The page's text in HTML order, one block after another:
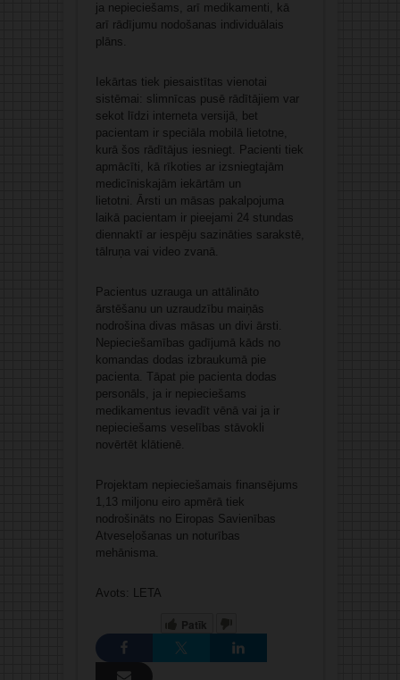
ja nepieciešams, arī medikamenti, kā
arī rādījumu nodošanas individuālais
plāns.
Iekārtas tiek piesaistītas vienotai
sistēmai: slimnīcas pusē rādītājiem var
sekot līdzi interneta versijā, bet
pacientam ir speciāla mobilā lietotne,
kurā šos rādītājus iesniegt. Pacienti tiek
apmācīti, kā rīkoties ar izsniegtajām
medicīniskajām iekārtām un
lietotni. Ārsti un māsas pakalpojuma
laikā pacientam ir pieejami 24 stundas
diennaktī ar iespēju sazināties sarakstē,
tālruņa vai video zvanā.
Pacientus uzrauga un attālināto
ārstēšanu un uzraudzību maiņās
nodrošina divas māsas un divi ārsti.
Nepieciešamības gadījumā kāds no
komandas dodas izbraukumā pie
pacienta. Tāpat pie pacienta dodas
personāls, ja ir nepieciešams
medikamentus ievadīt vēnā vai ja ir
nepieciešams veselības stāvokli
novērtēt klātienē.
Projektam nepieciešamais finansējums
1,13 miljonu eiro apmērā tiek
nodrošināts no Eiropas Savienības
Atveseļošanas un noturības
mehānisma.
Avots: LETA
Patīk